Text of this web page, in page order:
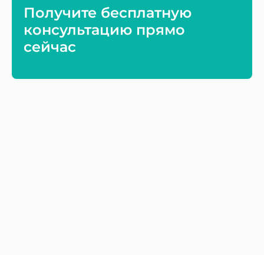
Получите бесплатную
консультацию прямо
сейчас